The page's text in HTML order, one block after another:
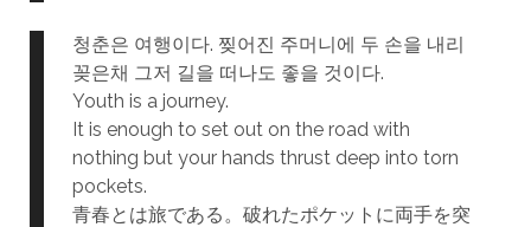
청춘은 여행이다. 찢어진 주머니에 두 손을 내리
꽂은채 그저 길을 떠나도 좋을 것이다.
Youth is a journey.
It is enough to set out on the road with
nothing but your hands thrust deep into torn
pockets.
青春とは旅である。破れたポケットに両手を突